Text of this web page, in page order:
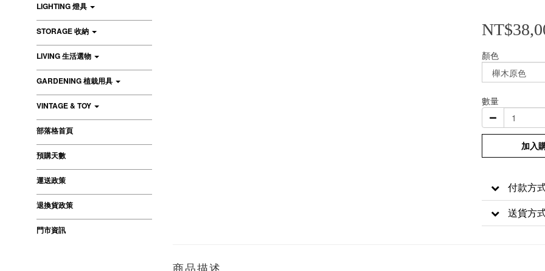
LIGHTING 燈具
STORAGE 收納
LIVING 生活選物
GARDENING 植栽用具
VINTAGE & TOY
部落格首頁
預購天數
運送政策
退換貨政策
門市資訊
顏色
數量
加入
付款方
送貨方
商品描述